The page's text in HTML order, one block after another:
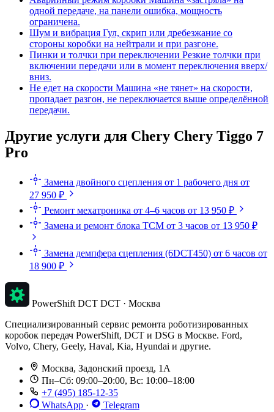
одной передаче, на панели ошибка, мощность
ограничена.
Шум и вибрация Гул, скрип или дребезжание со
стороны коробки на нейтрали и при разгоне.
Пинки и толчки при переключении Резкие толчки при
включении передачи или в момент переключения вверх/
вниз.
Не едет на скорости Машина «не тянет» на скорости,
пропадает разгон, не переключается выше определённой
передачи.
Другие услуги для Chery Chery Tiggo 7
Pro
Замена двойного сцепления от 1 рабочего дня от
27 950 ₽
Ремонт мехатроника от 4–6 часов от 13 950 ₽
Замена и ремонт блока TCM от 3 часов от 13 950 ₽
Замена демпфера сцепления (6DCT450) от 6 часов от
18 900 ₽
PowerShift DCT DCT · Москва
Специализированный сервис ремонта роботизированных
коробок передач PowerShift, DCT и DSG в Москве. Ford,
Volvo, Chery, Geely, Haval, Kia, Hyundai и другие.
Москва, Задонский проезд, 1А
Пн–Сб: 09:00–20:00, Вс: 10:00–18:00
+7 (495) 185-12-35
WhatsApp ·
Telegram